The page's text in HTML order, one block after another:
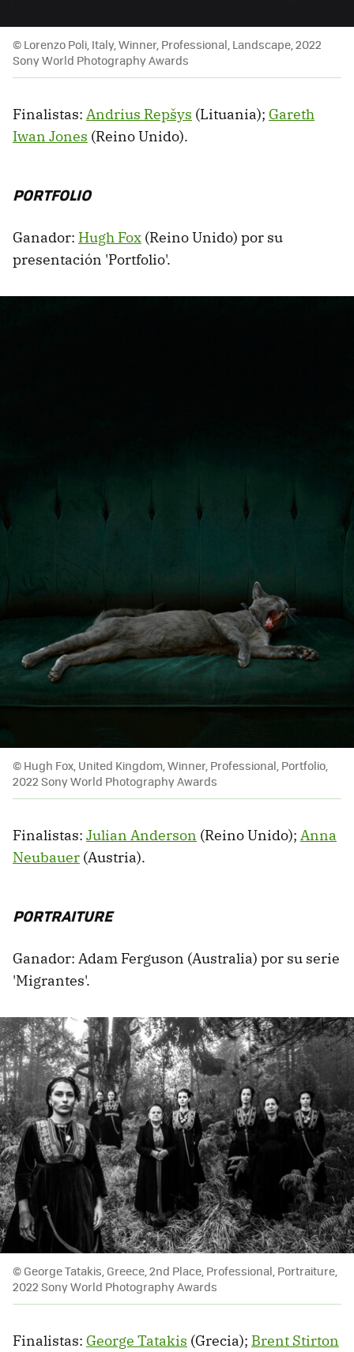
© Lorenzo Poli, Italy, Winner, Professional, Landscape, 2022
Sony World Photography Awards
Finalistas: Andrius Repšys (Lituania); Gareth
Iwan Jones (Reino Unido).
PORTFOLIO
Ganador: Hugh Fox (Reino Unido) por su
presentación 'Portfolio'.
© Hugh Fox, United Kingdom, Winner, Professional, Portfolio,
2022 Sony World Photography Awards
Finalistas: Julian Anderson (Reino Unido); Anna
Neubauer (Austria).
PORTRAITURE
Ganador: Adam Ferguson (Australia) por su serie
'Migrantes'.
© George Tatakis, Greece, 2nd Place, Professional, Portraiture,
2022 Sony World Photography Awards
Finalistas: George Tatakis (Grecia); Brent Stirton